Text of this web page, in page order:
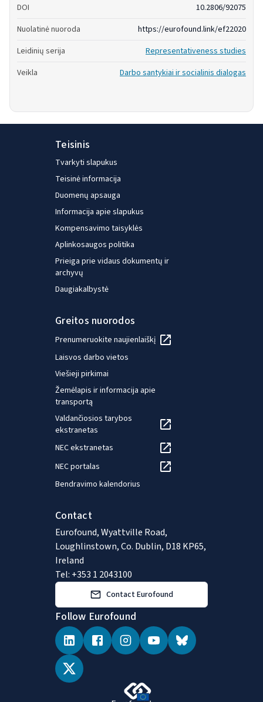
DOI
10.2806/92075
Nuolatinė nuoroda
https://eurofound.link/ef22020
Leidinių serija
Representativeness studies
Veikla
Darbo santykiai ir socialinis dialogas
Teisinis
Tvarkyti slapukus
Teisinė informacija
Duomenų apsauga
Informacija apie slapukus
Kompensavimo taisyklės
Aplinkosaugos politika
Prieiga prie vidaus dokumentų ir
archyvų
Daugiakalbystė
Greitos nuorodos
Prenumeruokite naujienlaiškį
Laisvos darbo vietos
Viešieji pirkimai
Žemėlapis ir informacija apie
transportą
Valdančiosios tarybos
ekstranetas
NEC ekstranetas
NEC portalas
Bendravimo kalendorius
Contact
Eurofound, Wyattville Road,
Loughlinstown, Co. Dublin, D18 KP65,
Ireland
Tel: +353 1 2043100
Contact Eurofound
Follow Eurofound